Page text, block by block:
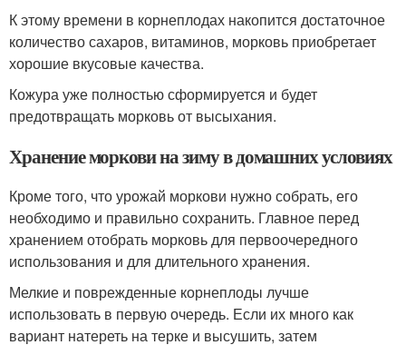
К этому времени в корнеплодах накопится достаточное
количество сахаров, витаминов, морковь приобретает
хорошие вкусовые качества.
Кожура уже полностью сформируется и будет
предотвращать морковь от высыхания.
Хранение моркови на зиму в домашних условиях
Кроме того, что урожай моркови нужно собрать, его
необходимо и правильно сохранить. Главное перед
хранением отобрать морковь для первоочередного
использования и для длительного хранения.
Мелкие и поврежденные корнеплоды лучше
использовать в первую очередь. Если их много как
вариант натереть на терке и высушить, затем